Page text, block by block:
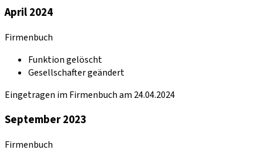
April 2024
Firmenbuch
Funktion gelöscht
Gesellschafter geändert
Eingetragen im Firmenbuch am 24.04.2024
September 2023
Firmenbuch